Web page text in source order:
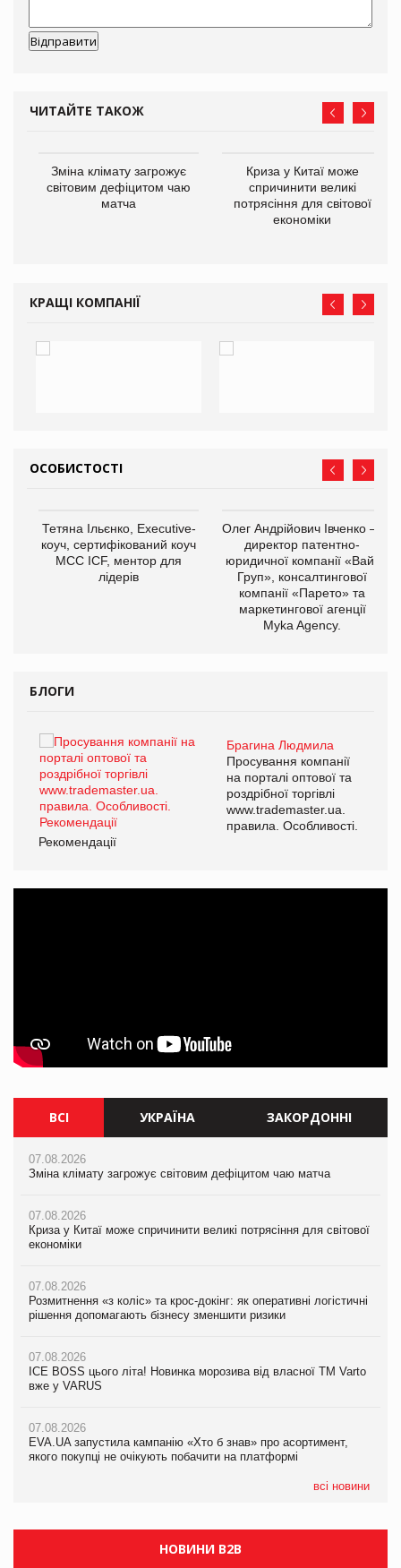
ЧИТАЙТЕ ТАКОЖ
Зміна клімату загрожує
світовим дефіцитом чаю
матча
Криза у Китаї може
спричинити великі
потрясіння для світової
економіки
КРАЩІ КОМПАНІЇ
ОСОБИСТОСТІ
Тетяна Ільєнко, Executive-
коуч, сертифікований коуч
МСС ICF, ментор для
лідерів
Олег Андрійович Івченко —
директор патентно-
юридичної компанії «Вайз
Груп», консалтингової
компанії «Парето» та
маркетингової агенції
Myka Agency.
БЛОГИ
Брагина Людмила
Просування компанії
на порталі оптової та
роздрібної торгівлі
www.trademaster.ua.
правила. Особливості.
Рекомендації
ВСІ УКРАЇНА ЗАКОРДОННІ
07.08.2026
Зміна клімату загрожує світовим дефіцитом чаю матча
07.08.2026
Криза у Китаї може спричинити великі потрясіння для світової
економіки
07.08.2026
Розмитнення «з коліс» та крос-докінг: як оперативні логістичні
рішення допомагають бізнесу зменшити ризики
07.08.2026
ICE BOSS цього літа! Новинка морозива від власної ТМ Varto
вже у VARUS
07.08.2026
EVA.UA запустила кампанію «Хто б знав» про асортимент,
якого покупці не очікують побачити на платформі
всі новини
07.08.2026
Зміна клімату загрожує світовим дефіцитом чаю матча
07.08.2026
Криза у Китаї може спричинити великі потрясіння для світової
економіки
07.08.2026
Розмитнення «з коліс» та крос-докінг: як оперативні логістичні
рішення допомагають бізнесу зменшити ризики
07.08.2026
ICE BOSS цього літа! Новинка морозива від власної ТМ Varto
вже у VARUS
07.08.2026
EVA.UA запустила кампанію «Хто б знав» про асортимент,
якого покупці не очікують побачити на платформі
07.08.2026
Зміна клімату загрожує світовим дефіцитом чаю матча
07.08.2026
Криза у Китаї може спричинити великі потрясіння для світової
економіки
07.08.2026
Kraft Heinz скоротила збиток у першому півріччі
Продажі Hugo Boss впали на 9%
НОВИНИ B2B